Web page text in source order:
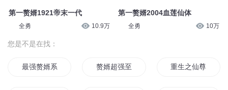
第一赘婿1921帝末一代
全勇 10.9万
第一赘婿2004血莲仙体
全勇 10万
您是不是在找：
最强赘婿系统 赘婿超强至尊 重生之仙尊赘婿